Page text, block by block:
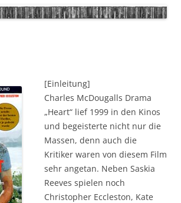
[Einleitung]
Charles McDougalls Drama
„Heart“ lief 1999 in den Kinos
und begeisterte nicht nur die
Massen, denn auch die
Kritiker waren von diesem Film
sehr angetan. Neben Saskia
Reeves spielen noch
Christopher Eccleston, Kate